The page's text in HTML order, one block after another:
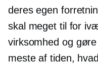
deres egen
skal meget til for
virksomhed og
meste af tiden,